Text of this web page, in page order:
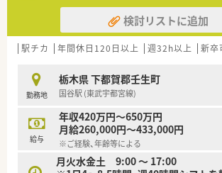
検討リストに追加
駅チカ 年間休日120日以上 週32h以上 新卒
勤務地
栃木県 下都賀郡壬生町
国谷駅 (東武宇都宮線)
給与
年収420万円～650万円
月給260,000円～433,000円
※ご経験、年齢等による
月火水金土 9:00 ～ 17:00